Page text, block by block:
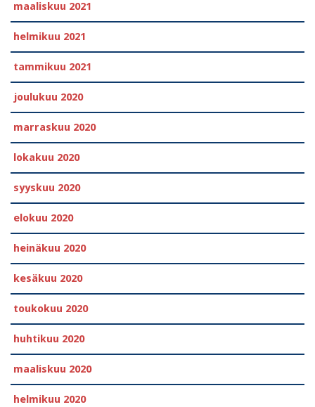
maaliskuu 2021
helmikuu 2021
tammikuu 2021
joulukuu 2020
marraskuu 2020
lokakuu 2020
syyskuu 2020
elokuu 2020
heinäkuu 2020
kesäkuu 2020
toukokuu 2020
huhtikuu 2020
maaliskuu 2020
helmikuu 2020